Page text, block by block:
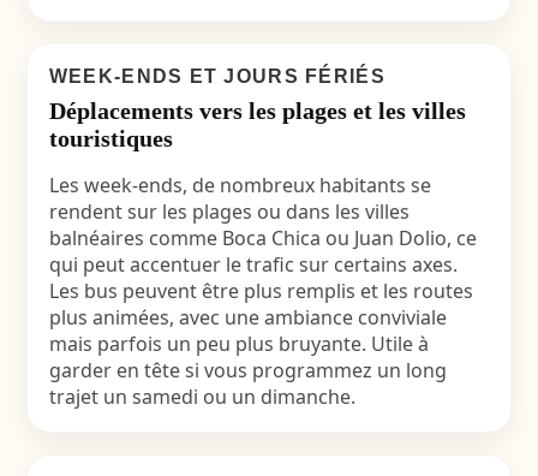
WEEK-ENDS ET JOURS FÉRIÉS
Déplacements vers les plages et les villes
touristiques
Les week-ends, de nombreux habitants se
rendent sur les plages ou dans les villes
balnéaires comme Boca Chica ou Juan Dolio, ce
qui peut accentuer le trafic sur certains axes.
Les bus peuvent être plus remplis et les routes
plus animées, avec une ambiance conviviale
mais parfois un peu plus bruyante. Utile à
garder en tête si vous programmez un long
trajet un samedi ou un dimanche.